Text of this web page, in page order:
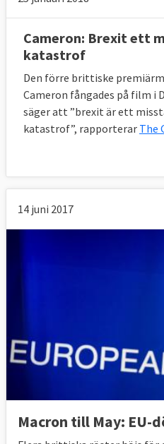
Cameron: Brexit ett
katastrof
Den förre brittiske
Cameron fångades på film i
säger att ”brexit är ett
katastrof”, rapporterar The
14 juni 2017
Macron till May: EU-